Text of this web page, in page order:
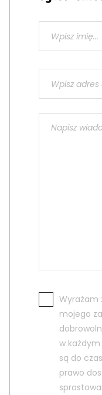
Wyrażam
mojego
w
są do
prawo